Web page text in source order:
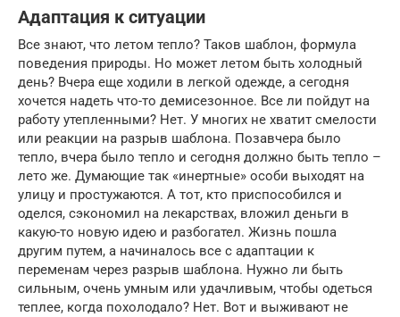
Адаптация к ситуации
Все знают, что летом тепло? Таков шаблон, формула
поведения природы. Но может летом быть холодный
день? Вчера еще ходили в легкой одежде, а сегодня
хочется надеть что-то демисезонное. Все ли пойдут на
работу утепленными? Нет. У многих не хватит смелости
или реакции на разрыв шаблона. Позавчера было
тепло, вчера было тепло и сегодня должно быть тепло –
лето же. Думающие так «инертные» особи выходят на
улицу и простужаются. А тот, кто приспособился и
оделся, сэкономил на лекарствах, вложил деньги в
какую-то новую идею и разбогател. Жизнь пошла
другим путем, а начиналось все с адаптации к
переменам через разрыв шаблона. Нужно ли быть
сильным, очень умным или удачливым, чтобы одеться
теплее, когда похолодало? Нет. Вот и выживают не